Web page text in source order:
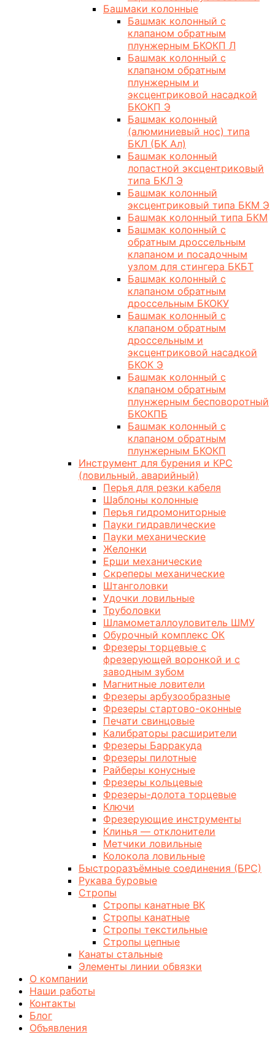
Башмаки колонные
Башмак колонный с
клапаном обратным
плунжерным БКОКП Л
Башмак колонный с
клапаном обратным
плунжерным и
эксцентриковой насадкой
БКОКП Э
Башмак колонный
(алюминиевый нос) типа
БКЛ (БК Ал)
Башмак колонный
лопастной эксцентриковый
типа БКЛ Э
Башмак колонный
эксцентриковый типа БКМ Э
Башмак колонный типа БКМ
Башмак колонный с
обратным дроссельным
клапаном и посадочным
узлом для стингера БКБТ
Башмак колонный с
клапаном обратным
дроссельным БКОКУ
Башмак колонный с
клапаном обратным
дроссельным и
эксцентриковой насадкой
БКОК Э
Башмак колонный с
клапаном обратным
плунжерным бесповоротный
БКОКПБ
Башмак колонный с
клапаном обратным
плунжерным БКОКП
Инструмент для бурения и КРС
(ловильный, аварийный)
Перья для резки кабеля
Шаблоны колонные
Перья гидромониторные
Пауки гидравлические
Пауки механические
Желонки
Ерши механические
Скреперы механические
Штанголовки
Удочки ловильные
Труболовки
Шламометаллоуловитель ШМУ
Обурочный комплекс ОК
Фрезеры торцевые с
фрезерующей воронкой и с
заводным зубом
Магнитные ловители
Фрезеры арбузообразные
Фрезеры стартово-оконные
Печати свинцовые
Калибраторы расширители
Фрезеры Барракуда
Фрезеры пилотные
Райберы конусные
Фрезеры кольцевые
Фрезеры-долота торцевые
Ключи
Фрезерующие инструменты
Клинья — отклонители
Метчики ловильные
Колокола ловильные
Быстроразъёмные соединения (БРС)
Рукава буровые
Стропы
Стропы канатные ВК
Стропы канатные
Стропы текстильные
Стропы цепные
Канаты стальные
Элементы линии обвязки
О компании
Наши работы
Контакты
Блог
Объявления